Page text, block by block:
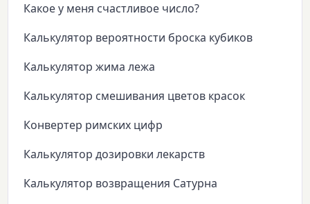
Какое у меня счастливое число?
Калькулятор вероятности броска кубиков
Калькулятор жима лежа
Калькулятор смешивания цветов красок
Конвертер римских цифр
Калькулятор дозировки лекарств
Калькулятор возвращения Сатурна